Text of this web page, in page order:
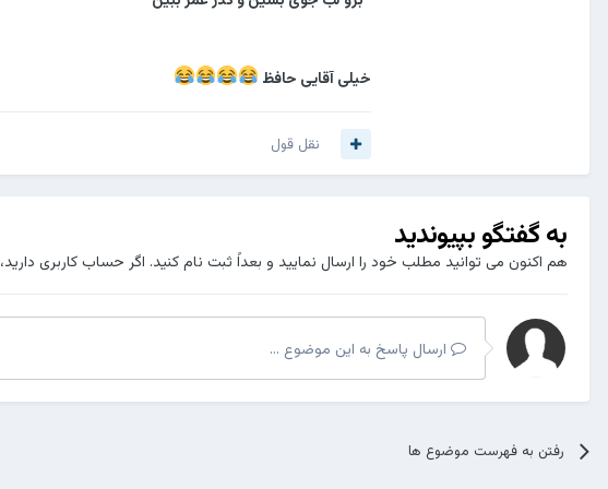
خیلی آقایی حافظ
نقل قول
به گفتگو بپیوندید
هم اکنون می توانید مطلب خود را ارسال نمایید و بعداً ثبت نام کنید. اگر حساب کاربری دارید،
ارسال پاسخ به این موضوع ...
رفتن به فهرست موضوع ها